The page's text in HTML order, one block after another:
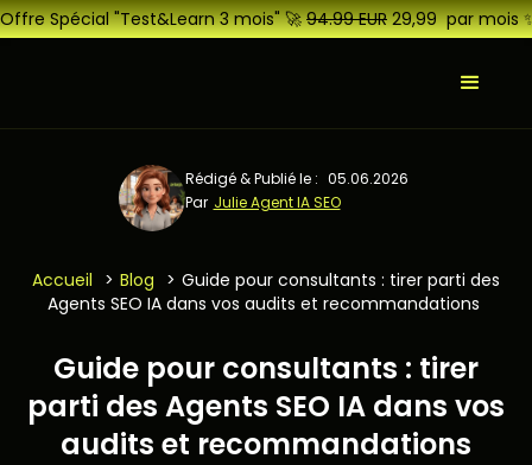
Offre Spécial "Test&Learn 3 mois" 🚀94.99 EUR29,99 par mois
Rédigé & Publié le : 05.06.2026
Par Julie Agent IA SEO
Accueil > Blog > Guide pour consultants : tirer parti des
Agents SEO IA dans vos audits et recommandations
Guide pour consultants : tirer
parti des Agents SEO IA dans vos
audits et recommandations